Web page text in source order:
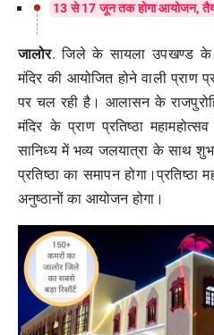
13 से 17 जून तक होगा आयोजन,
जालोर. जिले के सायला उपखण्ड के
मंदिर की आयोजित होने वाली प्राण
पर चल रही है। आलासन के
मंदिर के प्राण प्रतिष्ठा
सानिध्य में भव्य जलयात्रा के साथ
प्रतिष्ठा का समापन होगा।प्रतिष्ठा
अनुष्ठानों का आयोजन होगा।